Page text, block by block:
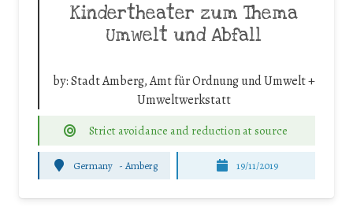
Kindertheater zum Thema
Umwelt und Abfall
by:Stadt Amberg, Amt für Ordnung und Umwelt +
Umweltwerkstatt
Strict avoidance and reduction at source
Germany - Amberg 19/11/2019